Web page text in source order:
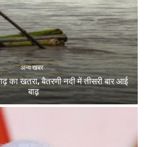
अन्य खबर
का खतरा, बैतरणी नदी में तीसरी बार आई
बाढ़